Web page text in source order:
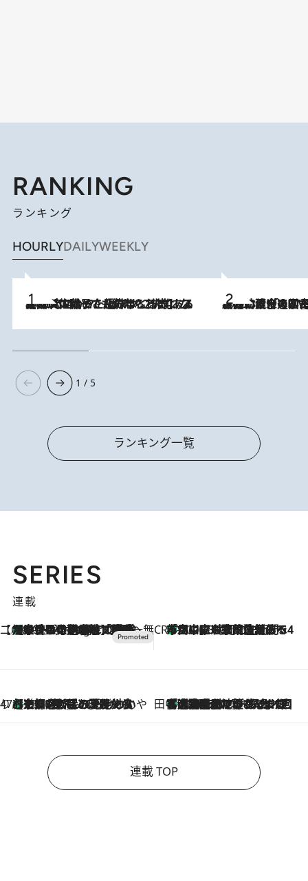
RANKING
ランキング
HOURLYDAILYWEEKLY
2026.8.5
【阿川佐和子さんの年とる力】なぜ70代で始めた趣味は“こんなに楽しい”のか？ ピアノ、俳句…スランプに陥っても続けられる“ある秘訣”とは 2026.8.3
慶應幼稚舎の図書室からテレビの世界に飛び込んだ阿川佐和子（72）
1 / 5
ランキング一覧
SERIES
連載
【CREA×星野リゾート】唯一無二。癒しと発見が待つ場所へ
10 Hours Ago
【トンボの足水浴】ヒノキの香りに包まれて涼感マックス！約13℃の湧水かけ流しを避暑地「星野温泉 トンボの湯」で体験 CREA'S CHOICE
2026.8.7
「立川にも歌舞伎があるんだよ」 片岡仁左衛門・市川中車ら豪華座組みで4年目の立川立飛歌舞伎へ
47都道府県の手みやげ ひんやりスイーツで夏を満喫
2026.8.7
【京都府】この夏絶対食べたい 冷やしておいしいおやつ3選 ひと口目から心を掴む新緑のテリーヌ 田中稲の勝手に再ブーム
2026.8.7
「湘南乃風に憧れて」観客大盛上がりの“タオル回し”に、ラッパー顔負けの高速歌唱まで…さだまさし（74）のアグレッシブすぎる現在地
連載 TOP